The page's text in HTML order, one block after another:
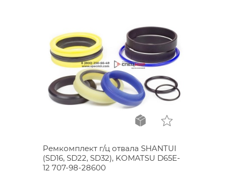
Ремкомплект г/ц отвала SHANTUI
(SD16, SD22, SD32), KOMATSU D65E-
12 707-98-28600